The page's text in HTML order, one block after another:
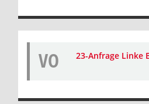
VO 23-Anfrage Linke